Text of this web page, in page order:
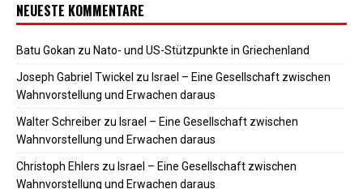
NEUESTE KOMMENTARE
Batu Gokan zu Nato- und US-Stützpunkte in Griechenland
Joseph Gabriel Twickel zu Israel – Eine Gesellschaft zwischen
Wahnvorstellung und Erwachen daraus
Walter Schreiber zu Israel – Eine Gesellschaft zwischen
Wahnvorstellung und Erwachen daraus
Christoph Ehlers zu Israel – Eine Gesellschaft zwischen
Wahnvorstellung und Erwachen daraus